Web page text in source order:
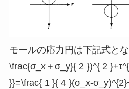
モールの応力円は下記式と
\frac{σ_x＋σ_y}{ 2 })^{ 2 }+τ^{
}}=\frac{ 1 }{ 4 }(σ_x-